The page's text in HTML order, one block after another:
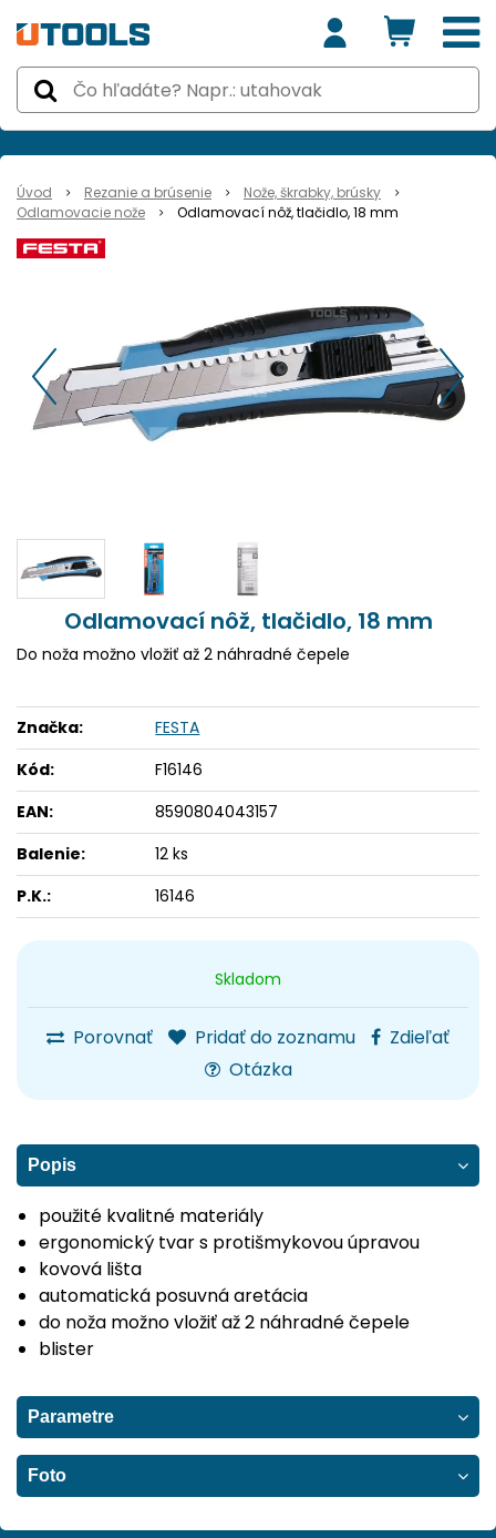
Úvod Rezanie a brúsenie
Nože, škrabky, brúsky
Odlamovacie nože
Odlamovací nôž, tlačidlo, 18 mm
Skladom
Porovnať Pridať do zoznamu
Zdieľať
Otázka
Odlamovací nôž, tlačidlo, 18 mm
Do noža možno vložiť až 2 náhradné čepele
Značka:
FESTA
Kód:
F16146
EAN:
8590804043157
Balenie:
12 ks
P.K.:
16146
Popis
použité kvalitné materiály
ergonomický tvar s protišmykovou úpravou
kovová lišta
automatická posuvná aretácia
do noža možno vložiť až 2 náhradné čepele
blister
Parametre
Foto